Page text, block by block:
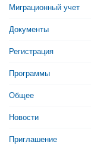
Миграционный учет
Документы
Регистрация
Программы
Общее
Новости
Приглашение